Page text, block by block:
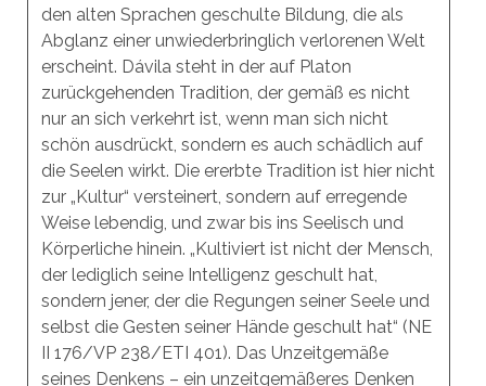
den alten Sprachen geschulte Bildung, die als
Abglanz einer unwiederbringlich verlorenen Welt
erscheint. Dávila steht in der auf Platon
zurückgehenden Tradition, der gemäß es nicht
nur an sich verkehrt ist, wenn man sich nicht
schön ausdrückt, sondern es auch schädlich auf
die Seelen wirkt. Die ererbte Tradition ist hier nicht
zur „Kultur“ versteinert, sondern auf erregende
Weise lebendig, und zwar bis ins Seelisch und
Körperliche hinein. „Kultiviert ist nicht der Mensch,
der lediglich seine Intelligenz geschult hat,
sondern jener, der die Regungen seiner Seele und
selbst die Gesten seiner Hände geschult hat“ (NE
II 176/VP 238/ETI 401). Das Unzeitgemäße
seines Denkens – ein unzeitgemäßeres Denken